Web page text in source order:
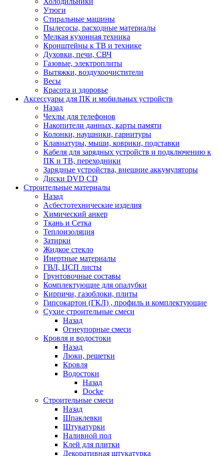
Утюги
Стиральные машины
Пылесосы, расходные материалы
Мелкая кухонная техника
Кронштейны к ТВ и технике
Духовки, печи, СВЧ
Газовые, электроплиты
Вытяжки, воздухоочистители
Весы
Красота и здоровье
Аксессуары для ПК и мобильных устройств
Назад
Чехлы для телефонов
Накопители данных, карты памяти
Колонки, наушники, гарнитуры
Клавиатуры, мыши, коврики, подставки
Кабеля для зарядных устройств и подключению к
ПК и ТВ, переходники
Зарядные устройства, внешние аккумуляторы
Диски DVD CD
Строительные материалы
Назад
Асбестотехнические изделия
Химический анкер
Ткань и Сетка
Теплоизоляция
Затирки
Жидкое стекло
Инертные материалы
ГВЛ, ЦСП листы
Грунтовочные составы
Комплектующие для опалубки
Кирпичи, газоблоки, плиты
Гипсокартон (ГКЛ) , профиль и комплектующие
Сухие строительные смеси
Назад
Огнеупорные смеси
Кровля и водостоки
Назад
Люки, решетки
Кровля
Водостоки
Назад
Docke
Строительные смеси
Назад
Шпаклевки
Штукатурки
Наливной пол
Клей для плитки
Декоративная штукатурка